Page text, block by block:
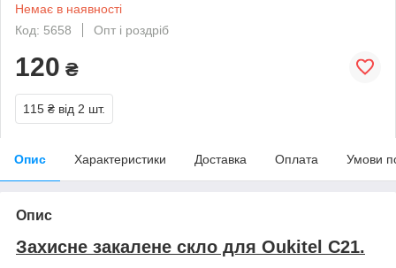
Немає в наявності
Код: 5658
Опт і роздріб
120 ₴
115 ₴ від 2 шт.
Опис Характеристики Доставка Оплата Умови
Опис
Захисне закалене скло для Oukitel C21.